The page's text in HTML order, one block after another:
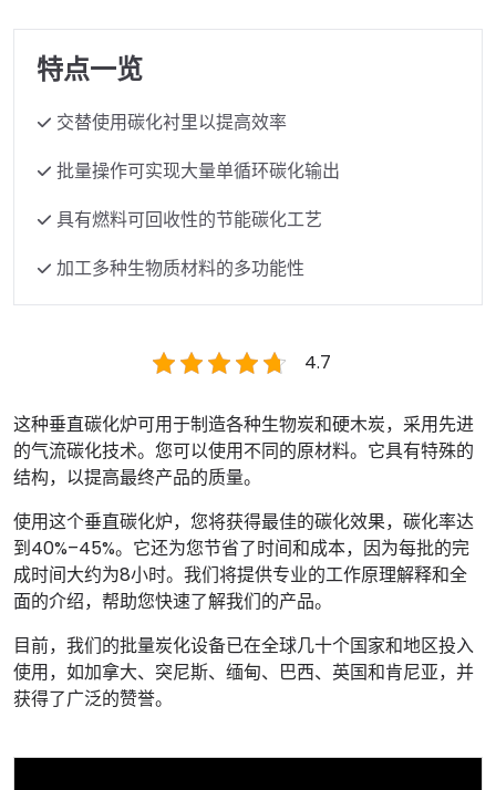
特点一览
交替使用碳化衬里以提高效率
批量操作可实现大量单循环碳化输出
具有燃料可回收性的节能碳化工艺
加工多种生物质材料的多功能性
4.7
这种垂直碳化炉可用于制造各种生物炭和硬木炭，采用先进
的气流碳化技术。您可以使用不同的原材料。它具有特殊的
结构，以提高最终产品的质量。
使用这个垂直碳化炉，您将获得最佳的碳化效果，碳化率达
到40%–45%。它还为您节省了时间和成本，因为每批的完
成时间大约为8小时。我们将提供专业的工作原理解释和全
面的介绍，帮助您快速了解我们的产品。
目前，我们的批量炭化设备已在全球几十个国家和地区投入
使用，如加拿大、突尼斯、缅甸、巴西、英国和肯尼亚，并
获得了广泛的赞誉。